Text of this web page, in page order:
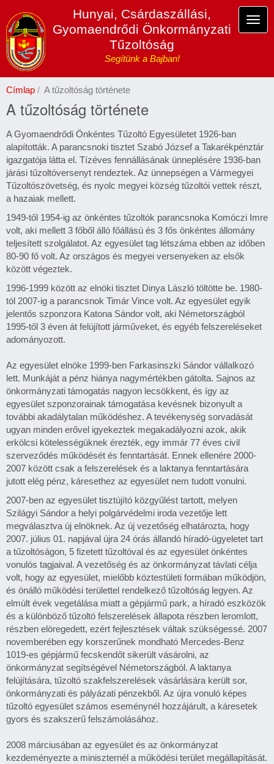
tartalomra
Hunyai, Csárdaszállási,
Gyomaendrődi Önkormányzati
Tűzoltóság
Segítünk a Bajban!
Címlap A tűzoltóság története
A tűzoltóság története
A Gyomaendrődi Önkéntes Tűzoltó Egyesületet 1926-ban
alapították. A parancsnoki tisztet Szabó József a Takarékpénztár
igazgatója látta el. Tízéves fennállásának ünneplésére 1936-ban
járási tűzoltóversenyt rendeztek. Az ünnepségen a Vármegyei
Tűzoltószövetség, és nyolc megyei község tűzoltói vettek részt,
a hazaiak mellett.
1949-től 1954-ig az önkéntes tűzoltók parancsnoka Komóczi Imre
volt, aki mellett 3 főből álló főállású és 3 fős önkéntes állomány
teljesített szolgálatot. Az egyesület tag létszáma ebben az időben
80-90 fő volt. Az országos és megyei versenyeken az elsők
között végeztek.
1996-1999 között az elnöki tisztet Dinya László töltötte be. 1980-
tól 2007-ig a parancsnok Timár Vince volt. Az egyesület egyik
jelentős szponzora Katona Sándor volt, aki Németországból
1995-től 3 éven át felújított járműveket, és egyéb felszereléseket
adományozott.
Az egyesület elnöke 1999-ben Farkasinszki Sándor vállalkozó
lett. Munkáját a pénz hiánya nagymértékben gátolta. Sajnos az
önkormányzati támogatás nagyon lecsökkent, és így az
egyesület szponzorainak támogatása kevésnek bizonyult a
további akadálytalan működéshez. A tevékenység sorvadását
ugyan minden erővel igyekeztek megakadályozni azok, akik
erkölcsi kötelességüknek érezték, egy immár 77 éves civil
szerveződés működését és fenntartását. Ennek ellenére 2000-
2007 között csak a felszerelések és a laktanya fenntartására
jutott elég pénz, káresethez az egyesület nem tudott vonulni.
2007-ben az egyesület tisztújító közgyűlést tartott, melyen
Szilágyi Sándor a helyi polgárvédelmi iroda vezetője lett
megválasztva új elnöknek. Az új vezetőség elhatározta, hogy
2007. július 01. napjával újra 24 órás állandó híradó-ügyeletet tart
a tűzoltóságon, 5 fizetett tűzoltóval és az egyesület önkéntes
vonulós tagjaival. A vezetőség és az önkormányzat távlati célja
volt, hogy az egyesület, mielőbb köztestületi formában működjön,
és önálló működési területtel rendelkező tűzoltóság legyen. Az
elmúlt évek vegetálása miatt a gépjármű park, a híradó eszközök
és a különböző tűzoltó felszerelések állapota részben leromlott,
részben elöregedett, ezért fejlesztések váltak szükségessé. 2007
novemberében egy korszerűnek mondható Mercedes-Benz
1019-es gépjármű fecskendőt sikerült vásárolni, az
önkormányzat segítségével Németországból. A laktanya
felújítására, tűzoltó szakfelszerelések vásárlására került sor,
önkormányzati és pályázati pénzekből. Az újra vonuló képes
tűzoltó egyesület számos eseménynél hozzájárult, a káresetek
gyors és szakszerű felszámolásához.
2008 márciusában az egyesület és az önkormányzat
kezdeményezte a miniszternél a működési terület megállapítását.